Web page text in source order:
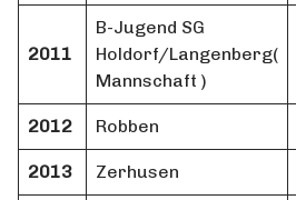
2011
B-Jugend SG
Holdorf/Langenberg(
Mannschaft )
2012 Robben
2013 Zerhusen